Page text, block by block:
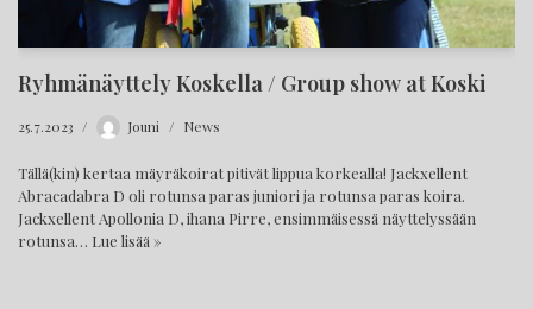
Ryhmänäyttely Koskella / Group show at Koski
25.7.2023 Jouni News
Tällä(kin) kertaa mäyräkoirat pitivät lippua korkealla! Jackxellent
Abracadabra D oli rotunsa paras juniori ja rotunsa paras koira.
Jackxellent Apollonia D, ihana Pirre, ensimmäisessä näyttelyssään
rotunsa… Lue lisää »